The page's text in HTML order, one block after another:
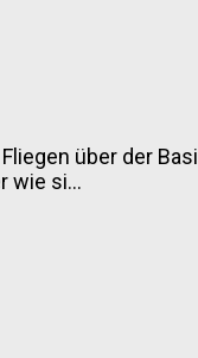
Fliegen über der
wie si...